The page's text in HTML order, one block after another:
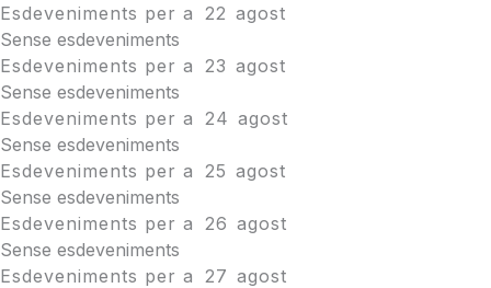
Esdeveniments per a
22 agost
Sense esdeveniments
Esdeveniments per a
23 agost
Sense esdeveniments
Esdeveniments per a
24 agost
Sense esdeveniments
Esdeveniments per a
25 agost
Sense esdeveniments
Esdeveniments per a
26 agost
Sense esdeveniments
Esdeveniments per a
27 agost